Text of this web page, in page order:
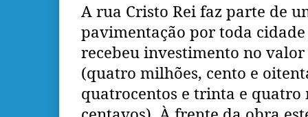
A rua Cristo Rei faz parte de
pavimentação por toda
recebeu investimento no valor
(quatro milhões, cento e
quatrocentos e trinta e